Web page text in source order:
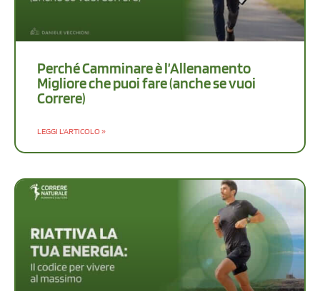
Perché Camminare è l’Allenamento
Migliore che puoi fare (anche se vuoi
Correre)
LEGGI L'ARTICOLO »